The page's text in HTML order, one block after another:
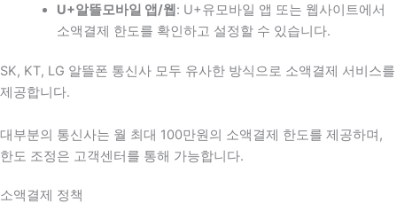
U+알뜰모바일 앱/웹 : U+유모바일 앱 또는 웹사이트에서
소액결제 한도를 확인하고 설정할 수 있습니다.
SK, KT, LG 알뜰폰 통신사 모두 유사한 방식으로 소액결제 서비스를
제공합니다.
대부분의 통신사는 월 최대 100만원의 소액결제 한도를 제공하며,
한도 조정은 고객센터를 통해 가능합니다.
소액결제 정책